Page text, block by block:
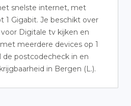
snelste internet, met
1 Gigabit. Je beschikt over
Digitale tv kijken en
meerdere devices op 1
de postcodecheck in en
in Bergen (L.).